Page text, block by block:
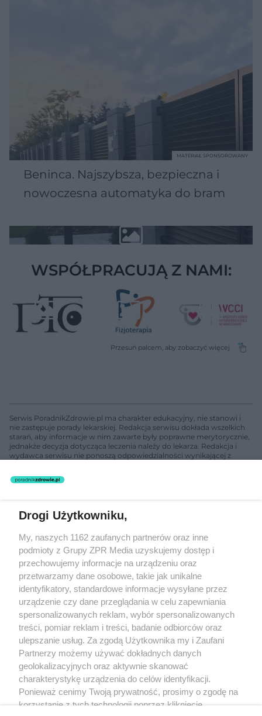
Beninca. Najszybsza, bezpieczna i
nowoczesna automatyka do bram
MATERIAŁ SPONSOROWANY
WSPÓŁPRACUJĄ Z NAMI:
Serwis PoradnikZdrowie.pl ma charakter edukacyjny, nie stanowi i
nie zastępuje porady lekarskiej. Redakcja serwisu dokłada wszelkich
starań, aby informacje w nim zawarte były poprawne merytorycznie,
jednakże decyzja dotycząca leczenia należy do lekarza. Redakcja i
wydawca serwisu nie ponoszą odpowiedzialności wynikającej z
świadczeń zdrowotnych w rozumieniu art. 3 ust 1 ustawy o
rozpowszechniany lub dalej rozpowszechniany w jakikolwiek sposób
(w tym także elektroniczny lub mechaniczny) na jakimkolwiek polu
eksploatacji w jakiejkolwiek formie, włącznie z umieszczaniem w
Internecie bez pisemnej zgody właściciela praw. Jakiekolwiek użycie
lub wykorzystanie utworów w całości lub w części z naruszeniem
prawa, tzn. bez właściwej zgody, jest zabronione pod groźbą kary i
może być ścigane prawnie.
O nas
Informacje prawne
Drogi Użytkowniku,
My, naszych 1162 zaufanych partnerów oraz inne
podmioty z Grupy ZPR Media uzyskujemy dostęp i
przechowujemy informacje na urządzeniu oraz
przetwarzamy dane osobowe, takie jak unikalne
identyfikatory, standardowe informacje wysyłane przez
urządzenie czy dane przeglądania w celu zapewniania
spersonalizowanych reklam, wybór spersonalizowanych
treści, pomiar reklam i treści, badanie odbiorców oraz
ulepszanie usług. Za zgodą Użytkownika my i Zaufani
Partnerzy możemy używać dokładnych danych
geolokalizacyjnych oraz aktywnie skanować
charakterystykę urządzenia do celów identyfikacji.
Ponieważ cenimy Twoją prywatność, prosimy o zgodę na
korzystanie z tych technologii poprzez kliknięcie